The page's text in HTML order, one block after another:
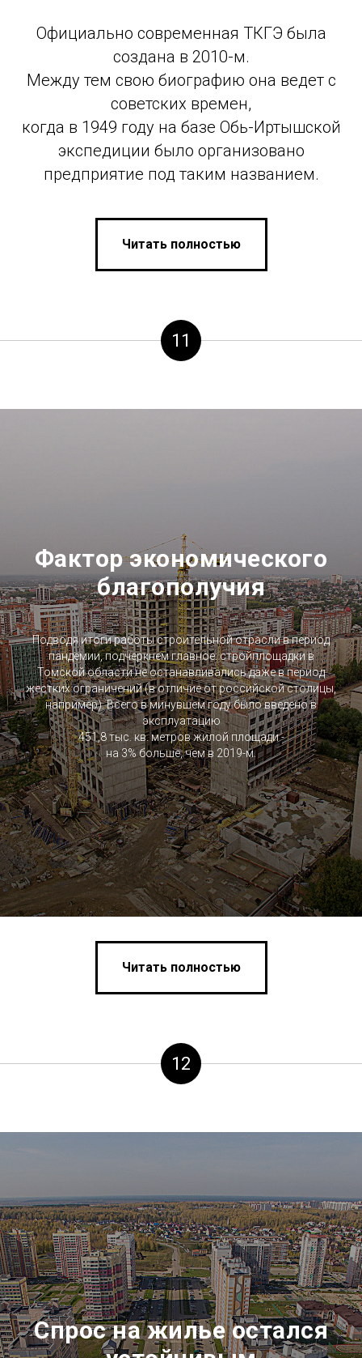
Официально современная ТКГЭ была
создана в 2010-м.
Между тем свою биографию она ведет с
советских времен,
когда в 1949 году на базе Обь-Иртышской
экспедиции было организовано
предприятие под таким названием.
Читать полностью
11
Фактор экономического
благополучия
Подводя итоги работы строительной отрасли в период
пандемии, подчеркнем главное: стройплощадки в
Томской области не останавливались даже в период
жестких ограничений (в отличие от российской столицы,
например). Всего в минувшем году было введено в
эксплуатацию
451,8 тыс. кв. метров жилой площади -
на 3% больше, чем в 2019-м.
Читать полностью
12
Спрос на жилье остался